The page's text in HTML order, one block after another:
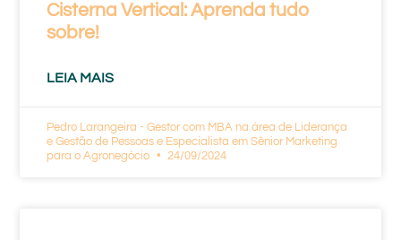
Cisterna Vertical: Aprenda tudo
sobre!
LEIA MAIS
Pedro Larangeira - Gestor com MBA na área de Liderança
e Gestão de Pessoas e Especialista em Sênior Marketing
para o Agronegócio
24/09/2024